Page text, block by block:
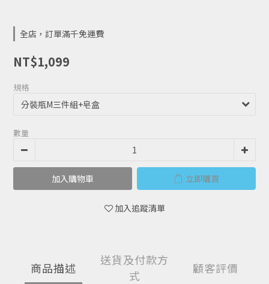
全店，訂單滿千免運費
NT$1,099
規格
數量
加入購物車 立即購買
加入追蹤清單
商品描述
送貨及付款方
式
顧客評價